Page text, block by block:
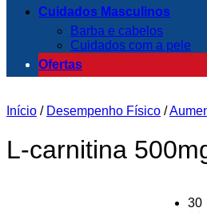
Cuidados Masculinos
Barba e cabelos
Cuidados com a pele
Ofertas
Início / Desempenho Físico /
L-carnitina
30